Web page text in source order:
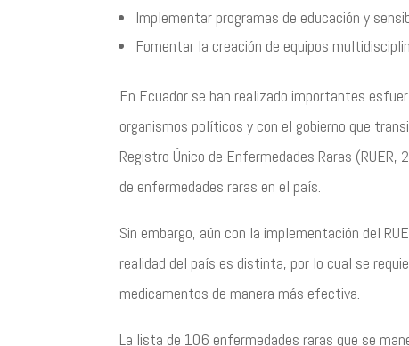
Implementar programas de educación y
Fomentar la creación de equipos
En Ecuador se han realizado importantes
organismos políticos y con el gobierno que
Registro Único de Enfermedades Raras
de enfermedades raras en el país.
Sin embargo, aún con la implementación del
realidad del país es distinta, por lo cual se
medicamentos de manera más efectiva.
La lista de 106 enfermedades raras que se